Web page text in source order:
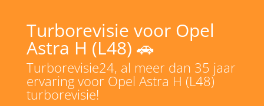
Turborevisie voor Opel
Astra H (L48) 🚗
Turborevisie24, al meer dan 35 jaar
ervaring voor Opel Astra H (L48)
turborevisie!